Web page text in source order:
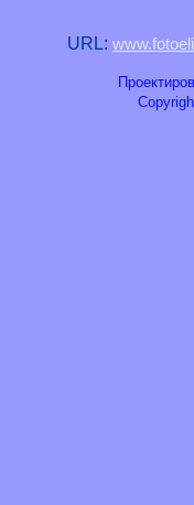
URL: